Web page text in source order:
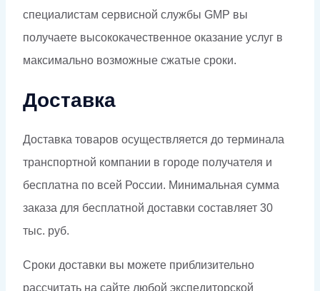
специалистам сервисной службы GMP вы
получаете высококачественное оказание услуг в
максимально возможные сжатые сроки.
Доставка
Доставка товаров осуществляется до терминала
транспортной компании в городе получателя и
бесплатна по всей России. Минимальная сумма
заказа для бесплатной доставки составляет 30
тыс. руб.
Сроки доставки вы можете приблизительно
рассчитать на сайте любой экспедиторской